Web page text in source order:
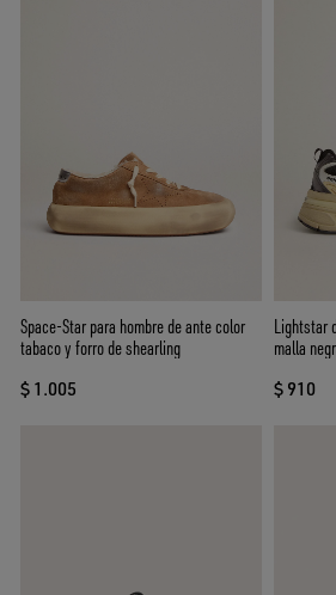
Space-Star para hombre de ante color
tabaco y forro de shearling
$ 1.005
Lightstar
malla
$ 910